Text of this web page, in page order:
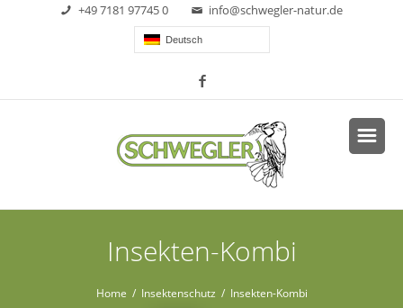
+49 7181 97745 0 info@schwegler-natur.de
Deutsch
Insekten-Kombi
Home / Insektenschutz / Insekten-Kombi